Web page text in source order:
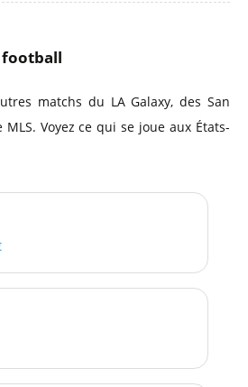
football
matchs du LA Galaxy, des San
MLS. Voyez ce qui se joue aux États-